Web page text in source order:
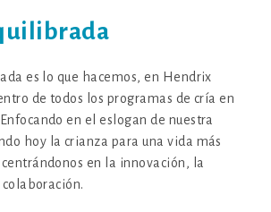
es lo que hacemos, en Hendrix
de todos los programas de cría en
en el eslogan de nuestra
hoy la crianza para una vida más
en la innovación, la